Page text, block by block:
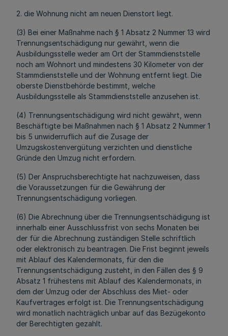
2. die Wohnung nicht am neuen Dienstort liegt.
(3) Bei einer Maßnahme nach § 1 Absatz 2 Nummer 13 wird
Trennungsentschädigung nur gewährt, wenn die
Ausbildungsstelle weder am Ort der Stammdienststelle
noch am Wohnort und mindestens 30 Kilometer von der
Stammdienststelle und der Wohnung entfernt liegt. Die
oberste Dienstbehörde bestimmt, welche
Ausbildungsstelle als Stammdienststelle anzusehen ist.
(4) Trennungsentschädigung wird nicht gewährt, wenn
Beschäftigte bei Maßnahmen nach § 1 Absatz 2 Nummer 1
bis 5 unwiderruflich auf die Zusage der
Umzugskostenvergütung verzichten und dienstliche
Gründe den Umzug nicht erfordern.
(5) Der Anspruchsberechtigte hat nachzuweisen, dass
die Voraussetzungen für die Gewährung der
Trennungsentschädigung vorliegen.
(6) Die Abrechnung über die Trennungsentschädigung ist
innerhalb einer Ausschlussfrist von sechs Monaten bei
der für die Abrechnung zuständigen Stelle schriftlich
oder elektronisch zu beantragen. Die Frist beginnt jeweils
mit Ablauf des Kalendermonats, für den die
Trennungsentschädigung zusteht, in den Fällen des § 9
Absatz 1 frühestens mit Ablauf des Kalendermonats, in
dem der Umzug oder der Abschluss des Miet- oder
Kaufvertrages erfolgt ist. Die Trennungsentschädigung
wird monatlich nachträglich unbar auf das Bezügekonto
der Berechtigten gezahlt.